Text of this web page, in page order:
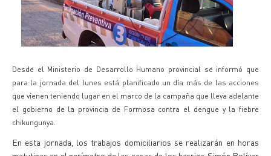
Desde el Ministerio de Desarrollo Humano provincial se informó que
para la jornada del lunes está planificado un día más de las acciones
que vienen teniendo lugar en el marco de la campaña que lleva adelante
el gobierno de la provincia de Formosa contra el dengue y la fiebre
chikungunya.
En esta jornada, los trabajos domiciliarios se realizarán en horas